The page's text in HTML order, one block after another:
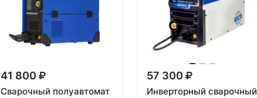
41 800
Сварочный полуавтомат
57 300
Инверторный сварочный